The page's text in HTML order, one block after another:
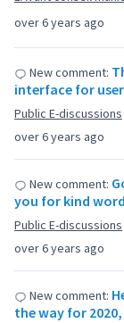
over 6 years ago
over 6 years ago
New comment:
interface for
Public E-discussions
over 6 years ago
New comment:
you for kind
Public E-discussions
New comment:
the way for